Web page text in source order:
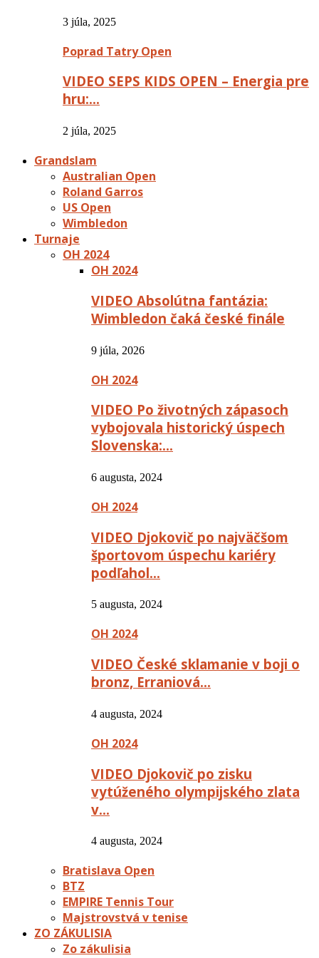
3 júla, 2025
Poprad Tatry Open
VIDEO SEPS KIDS OPEN – Energia pre
hru:…
2 júla, 2025
Grandslam
Australian Open
Roland Garros
US Open
Wimbledon
Turnaje
OH 2024
OH 2024
VIDEO Absolútna fantázia:
Wimbledon čaká české finále
9 júla, 2026
OH 2024
VIDEO Po životných zápasoch
vybojovala historický úspech
Slovenska:…
6 augusta, 2024
OH 2024
VIDEO Djokovič po najväčšom
športovom úspechu kariéry
podľahol…
5 augusta, 2024
OH 2024
VIDEO České sklamanie v boji o
bronz, Erraniová…
4 augusta, 2024
OH 2024
VIDEO Djokovič po zisku
vytúženého olympijského zlata
v…
4 augusta, 2024
Bratislava Open
BTZ
EMPIRE Tennis Tour
Majstrovstvá v tenise
ZO ZÁKULISIA
Zo zákulisia